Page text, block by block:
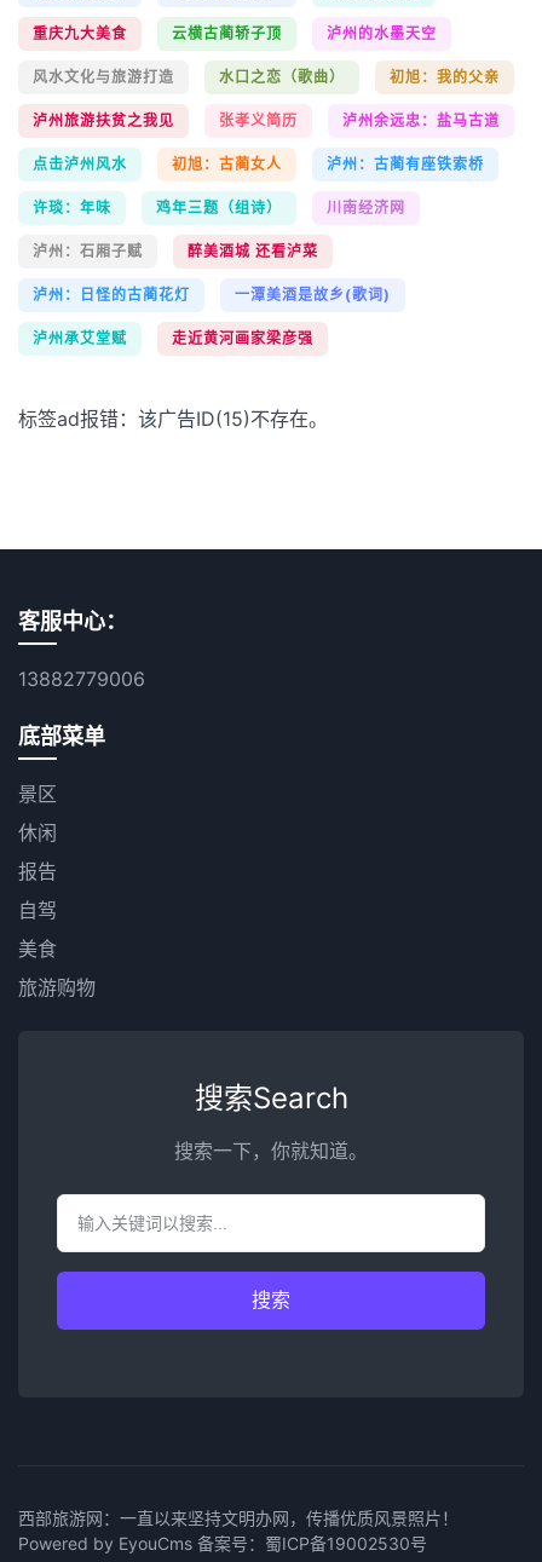
重庆九大美食 云横古蔺轿子顶 泸州的水墨天空
风水文化与旅游打造 水口之恋（歌曲） 初旭：我的父亲
泸州旅游扶贫之我见 张孝义简历 泸州余远忠：盐马古道
点击泸州风水 初旭：古蔺女人 泸州：古蔺有座铁索桥
许琰：年味 鸡年三题（组诗） 川南经济网
泸州：石厢子赋 醉美酒城 还看泸菜
泸州：日怪的古蔺花灯 一潭美酒是故乡(歌词)
泸州承艾堂赋 走近黄河画家梁彦强
标签ad报错：该广告ID(15)不存在。
客服中心：
13882779006
底部菜单
景区
休闲
报告
自驾
美食
旅游购物
搜索Search
搜索一下，你就知道。
搜索
西部旅游网：一直以来坚持文明办网，传播优质风景照片！
Powered by EyouCms 备案号： 蜀ICP备19002530号